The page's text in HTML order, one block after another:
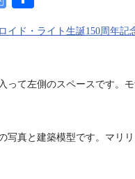
gl
Tr
sl
イド・ライト生誕150周年記
って左側のスペースです。
写真と建築模型です。マリ